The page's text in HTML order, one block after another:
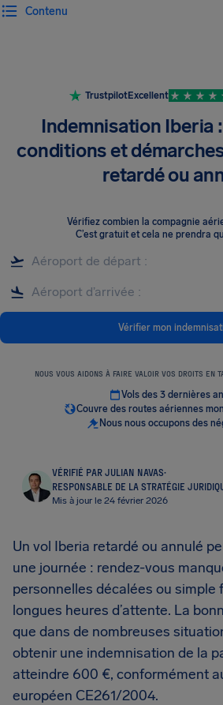
Contenu
TrustpilotExcellent
Indemnisation Iberia
conditions et
retardé ou
Vérifiez combien la compagnie
C’est gratuit et cela ne prendra
Vérifier mon
NOUS VOUS AIDONS À FAIRE VALOIR VOS DROITS EN
Vols des 3 dernières
Couvre des routes aériennes
Nous nous occupons des
VÉRIFIÉ PAR JULIAN NAVAS·
RESPONSABLE DE LA STRATÉGIE
Mis à jour le 24 février 2026
Un vol Iberia retardé ou annulé
une journée : rendez-vous
personnelles décalées ou simple
longues heures d’attente. La
que dans de nombreuses
obtenir une indemnisation de la
atteindre 600 €, conformément
européen CE261/2004.